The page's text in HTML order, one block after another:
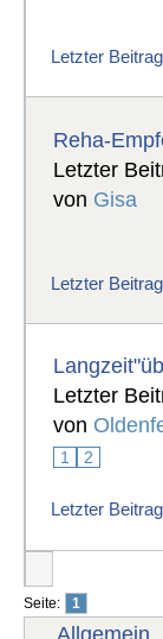
Letzter Beitrag
Reha-
Letzter
von Gisa
Letzter Beitrag
Letzter
von
1 2
Letzter Beitrag
Seite: 1
Allgemein